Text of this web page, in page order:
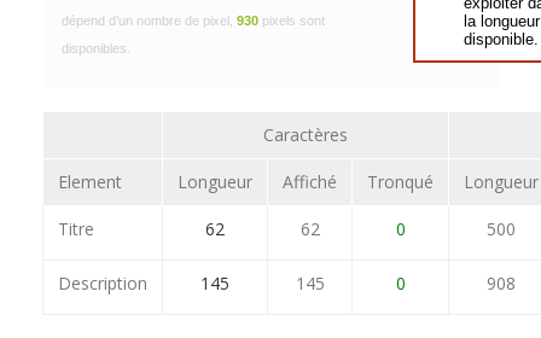
dépend d’un nombre de pixel, 930pixels sont
disponibles.
la longueur
disponible.
Caractères
Element Longueur Affiché Tronqué Longueur
Titre 62 62 0 500
Description 145 145 0 908